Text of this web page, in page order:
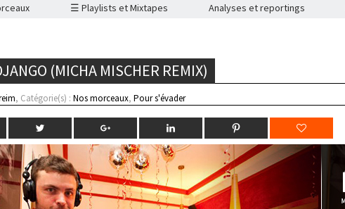
☰ Playlists et Mixtapes Analyses et reportings
(MICHA MISCHER REMIX)
, Catégorie(s) :Nos morceaux,Pour s'évader